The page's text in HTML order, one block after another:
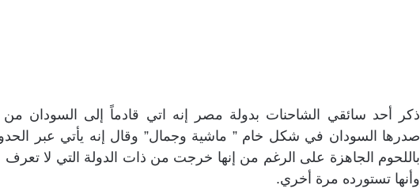
ذكر أحد سائقي الشاحنات بدولة مصر إنه اتي قادماً إلى السودان من
صدرها السودان في شكل خام ” ماشية وجمال” وقال إنه يأتي عبر
باللحوم الجاهزة على الرغم من إنها خرجت من ذات الدولة التي لا تعرف
وأنها تستورده مرة أخري.